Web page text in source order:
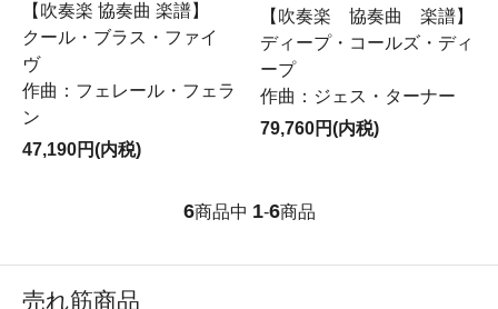
【吹奏楽 協奏曲 楽譜】
クール・ブラス・ファイ
ヴ
作曲：フェレール・フェラ
ン
47,190円(内税)
【吹奏楽 協奏曲 楽譜】
ディープ・コールズ・ディ
ープ
作曲：ジェス・ターナー
79,760円(内税)
6商品中 1-6商品
売れ筋商品